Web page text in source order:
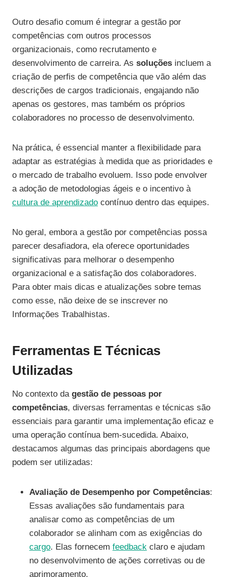
Outro desafio comum é integrar a gestão por
competências com outros processos
organizacionais, como recrutamento e
desenvolvimento de carreira. As soluções incluem a
criação de perfis de competência que vão além das
descrições de cargos tradicionais, engajando não
apenas os gestores, mas também os próprios
colaboradores no processo de desenvolvimento.
Na prática, é essencial manter a flexibilidade para
adaptar as estratégias à medida que as prioridades e
o mercado de trabalho evoluem. Isso pode envolver
a adoção de metodologias ágeis e o incentivo à
cultura de aprendizado contínuo dentro das equipes.
No geral, embora a gestão por competências possa
parecer desafiadora, ela oferece oportunidades
significativas para melhorar o desempenho
organizacional e a satisfação dos colaboradores.
Para obter mais dicas e atualizações sobre temas
como esse, não deixe de se inscrever no
Informações Trabalhistas.
Ferramentas E Técnicas
Utilizadas
No contexto da gestão de pessoas por
competências, diversas ferramentas e técnicas são
essenciais para garantir uma implementação eficaz e
uma operação contínua bem-sucedida. Abaixo,
destacamos algumas das principais abordagens que
podem ser utilizadas:
Avaliação de Desempenho por Competências:
Essas avaliações são fundamentais para
analisar como as competências de um
colaborador se alinham com as exigências do
cargo. Elas fornecem feedback claro e ajudam
no desenvolvimento de ações corretivas ou de
aprimoramento.